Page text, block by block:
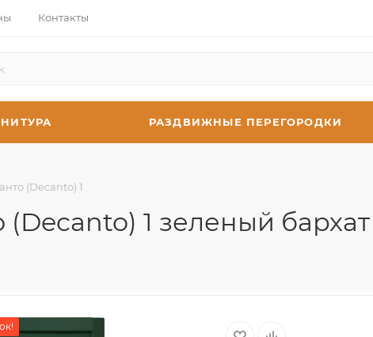
Контакты
РАЗДВИЖНЫЕ ПЕРЕГОРОДКИ
(Decanto) 1
1 зеленый бархат